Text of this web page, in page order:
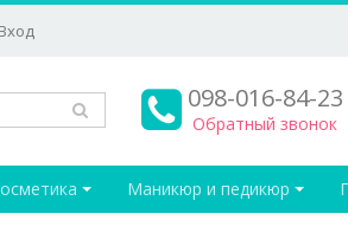
098-016-84-23
Обратный звонок
Маникюр и педикюр